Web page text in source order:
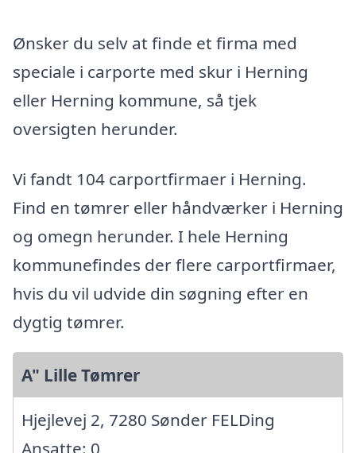
Ønsker du selv at finde et firma med
speciale i carporte med skur i Herning
eller Herning kommune, så tjek
oversigten herunder.
Vi fandt 104 carportfirmaer i Herning.
Find en tømrer eller håndværker i Herning
og omegn herunder. I hele Herning
kommunefindes der flere carportfirmaer,
hvis du vil udvide din søgning efter en
dygtig tømrer.
A" Lille Tømrer
Hjejlevej 2, 7280 Sønder FELDing
Ansatte: 0